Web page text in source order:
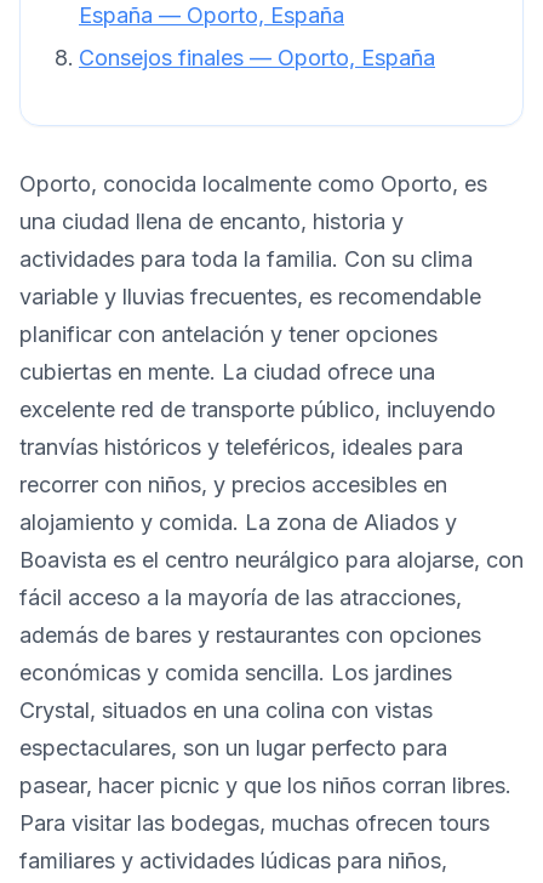
España — Oporto, España
Consejos finales — Oporto, España
Oporto, conocida localmente como Oporto, es
una ciudad llena de encanto, historia y
actividades para toda la familia. Con su clima
variable y lluvias frecuentes, es recomendable
planificar con antelación y tener opciones
cubiertas en mente. La ciudad ofrece una
excelente red de transporte público, incluyendo
tranvías históricos y teleféricos, ideales para
recorrer con niños, y precios accesibles en
alojamiento y comida. La zona de Aliados y
Boavista es el centro neurálgico para alojarse, con
fácil acceso a la mayoría de las atracciones,
además de bares y restaurantes con opciones
económicas y comida sencilla. Los jardines
Crystal, situados en una colina con vistas
espectaculares, son un lugar perfecto para
pasear, hacer picnic y que los niños corran libres.
Para visitar las bodegas, muchas ofrecen tours
familiares y actividades lúdicas para niños,